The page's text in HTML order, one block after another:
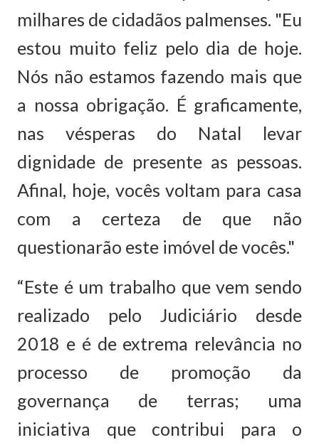
milhares de cidadãos palmenses. "Eu
estou muito feliz pelo dia de hoje.
Nós não estamos fazendo mais que
a nossa obrigação. É graficamente,
nas vésperas do Natal levar
dignidade de presente as pessoas.
Afinal, hoje, vocês voltam para casa
com a certeza de que não
questionarão este imóvel de vocês."
“Este é um trabalho que vem sendo
realizado pelo Judiciário desde
2018 e é de extrema relevância no
processo de promoção da
governança de terras; uma
iniciativa que contribui para o